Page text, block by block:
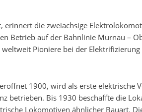
die zweiachsige
Betrieb auf der Bahnlinie Murnau –
Pioniere bei der
1900, wird als erste elektrische
betrieben. Bis 1930 beschaffte die
Lokomotiven ähnlicher Bauart.